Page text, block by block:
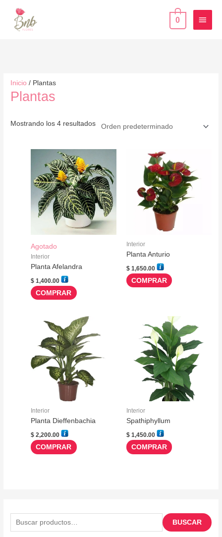
COMPRAR
0
s
BUSCAR
Inicio / Plantas
Plantas
Mostrando los 4 resultados
Agotado
Interior
Planta Afelandra
$ 1,400.00
COMPRAR
Interior
Planta Anturio
$1,650.00
COMPRAR
Interior
Planta Dieffenbachia
$ 2,200.00
COMPRAR
Interior
Spathiphyllum
$1,450.00
COMPRAR